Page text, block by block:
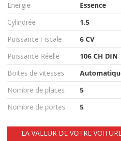
Energie
Essence
Cylindrée
1.5
Puissance Fiscale
6 CV
Puissance Réelle
106 CH DIN
Boites de vitesses
Nombre de places
5
Nombre de portes
5
LA VALEUR DE VOTRE